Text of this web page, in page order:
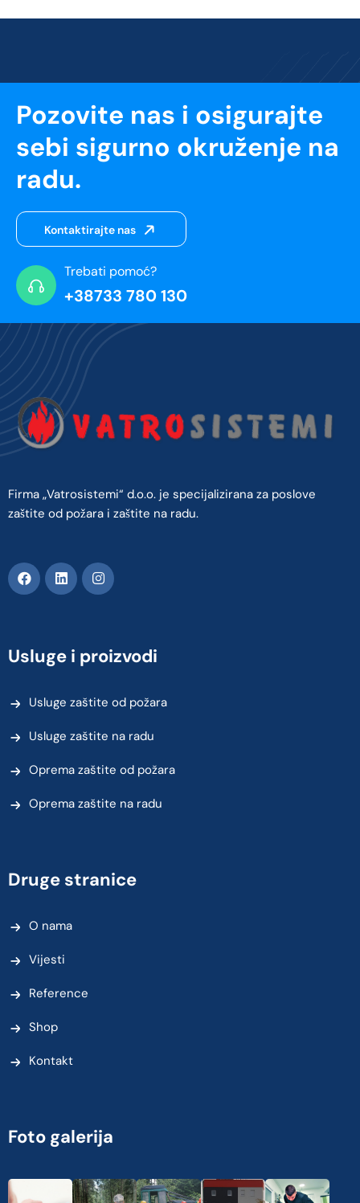
Pozovite nas i osigurajte
sebi sigurno okruženje na
radu.
Kontaktirajte nas
Trebati pomoć?
+38733 780 130
Firma „Vatrosistemi“ d.o.o. je specijalizirana za poslove
zaštite od požara i zaštite na radu.
Usluge i proizvodi
Usluge zaštite od požara
Usluge zaštite na radu
Oprema zaštite od požara
Oprema zaštite na radu
Druge stranice
O nama
Vijesti
Reference
Shop
Kontakt
Foto galerija